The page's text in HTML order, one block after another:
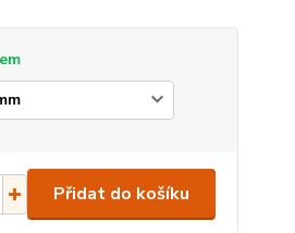
Přidat do košíku